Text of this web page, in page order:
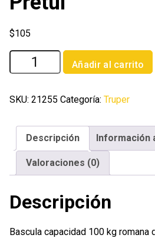
$105
Bascula
capacidad
kg
de
resorte
Pretul
cantidad
Añadir al carrito
SKU: 21255 Categoría: Truper
Descripción Información
Valoraciones (0)
Descripción
Bascula capacidad 100 kg romana